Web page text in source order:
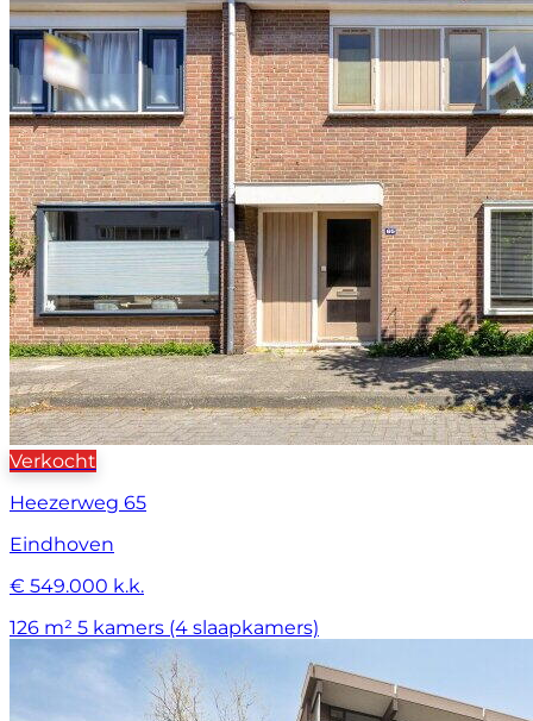
Verkocht
Heezerweg 65
Eindhoven
€ 549.000 k.k.
126 m² 5 kamers (4 slaapkamers)